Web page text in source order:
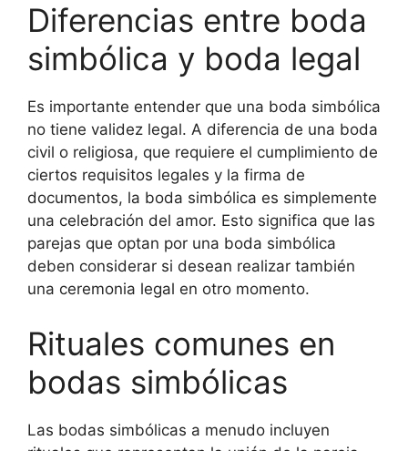
Diferencias entre boda
simbólica y boda legal
Es importante entender que una boda simbólica
no tiene validez legal. A diferencia de una boda
civil o religiosa, que requiere el cumplimiento de
ciertos requisitos legales y la firma de
documentos, la boda simbólica es simplemente
una celebración del amor. Esto significa que las
parejas que optan por una boda simbólica
deben considerar si desean realizar también
una ceremonia legal en otro momento.
Rituales comunes en
bodas simbólicas
Las bodas simbólicas a menudo incluyen